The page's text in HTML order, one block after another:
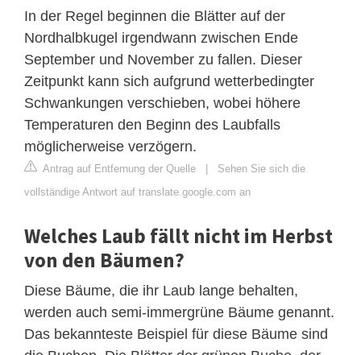
In der Regel beginnen die Blätter auf der
Nordhalbkugel irgendwann zwischen Ende
September und November zu fallen. Dieser
Zeitpunkt kann sich aufgrund wetterbedingter
Schwankungen verschieben, wobei höhere
Temperaturen den Beginn des Laubfalls
möglicherweise verzögern.
Antrag auf Entfernung der Quelle | Sehen Sie sich die
vollständige Antwort auf translate.google.com an
Welches Laub fällt nicht im Herbst
von den Bäumen?
Diese Bäume, die ihr Laub lange behalten,
werden auch semi-immergrüne Bäume genannt.
Das bekannteste Beispiel für diese Bäume sind